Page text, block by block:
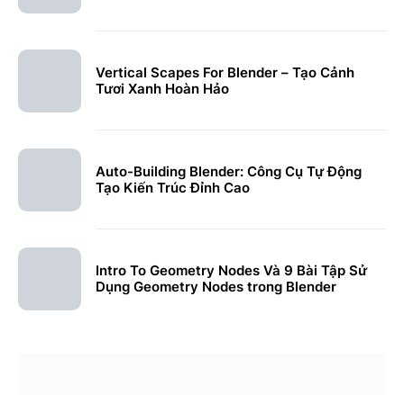
Vertical Scapes For Blender – Tạo Cảnh
Tươi Xanh Hoàn Hảo
Auto-Building Blender: Công Cụ Tự Động
Tạo Kiến Trúc Đỉnh Cao
Intro To Geometry Nodes Và 9 Bài Tập Sử
Dụng Geometry Nodes trong Blender